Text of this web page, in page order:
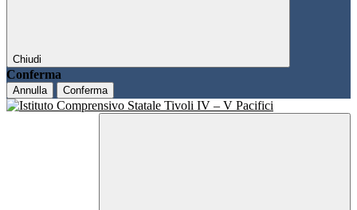
Chiudi
Conferma
Annulla Conferma